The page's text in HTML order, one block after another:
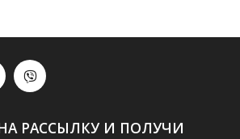
РАССЫЛКУ И ПОЛУЧИ